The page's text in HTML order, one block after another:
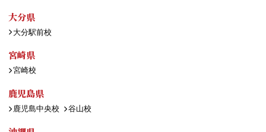
大分県
大分駅前校
宮崎県
宮崎校
鹿児島県
鹿児島中央校 谷山校